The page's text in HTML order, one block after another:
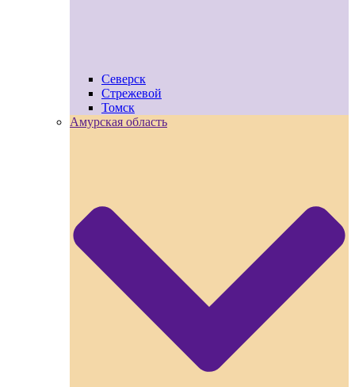
Северск
Стрежевой
Томск
Амурская область